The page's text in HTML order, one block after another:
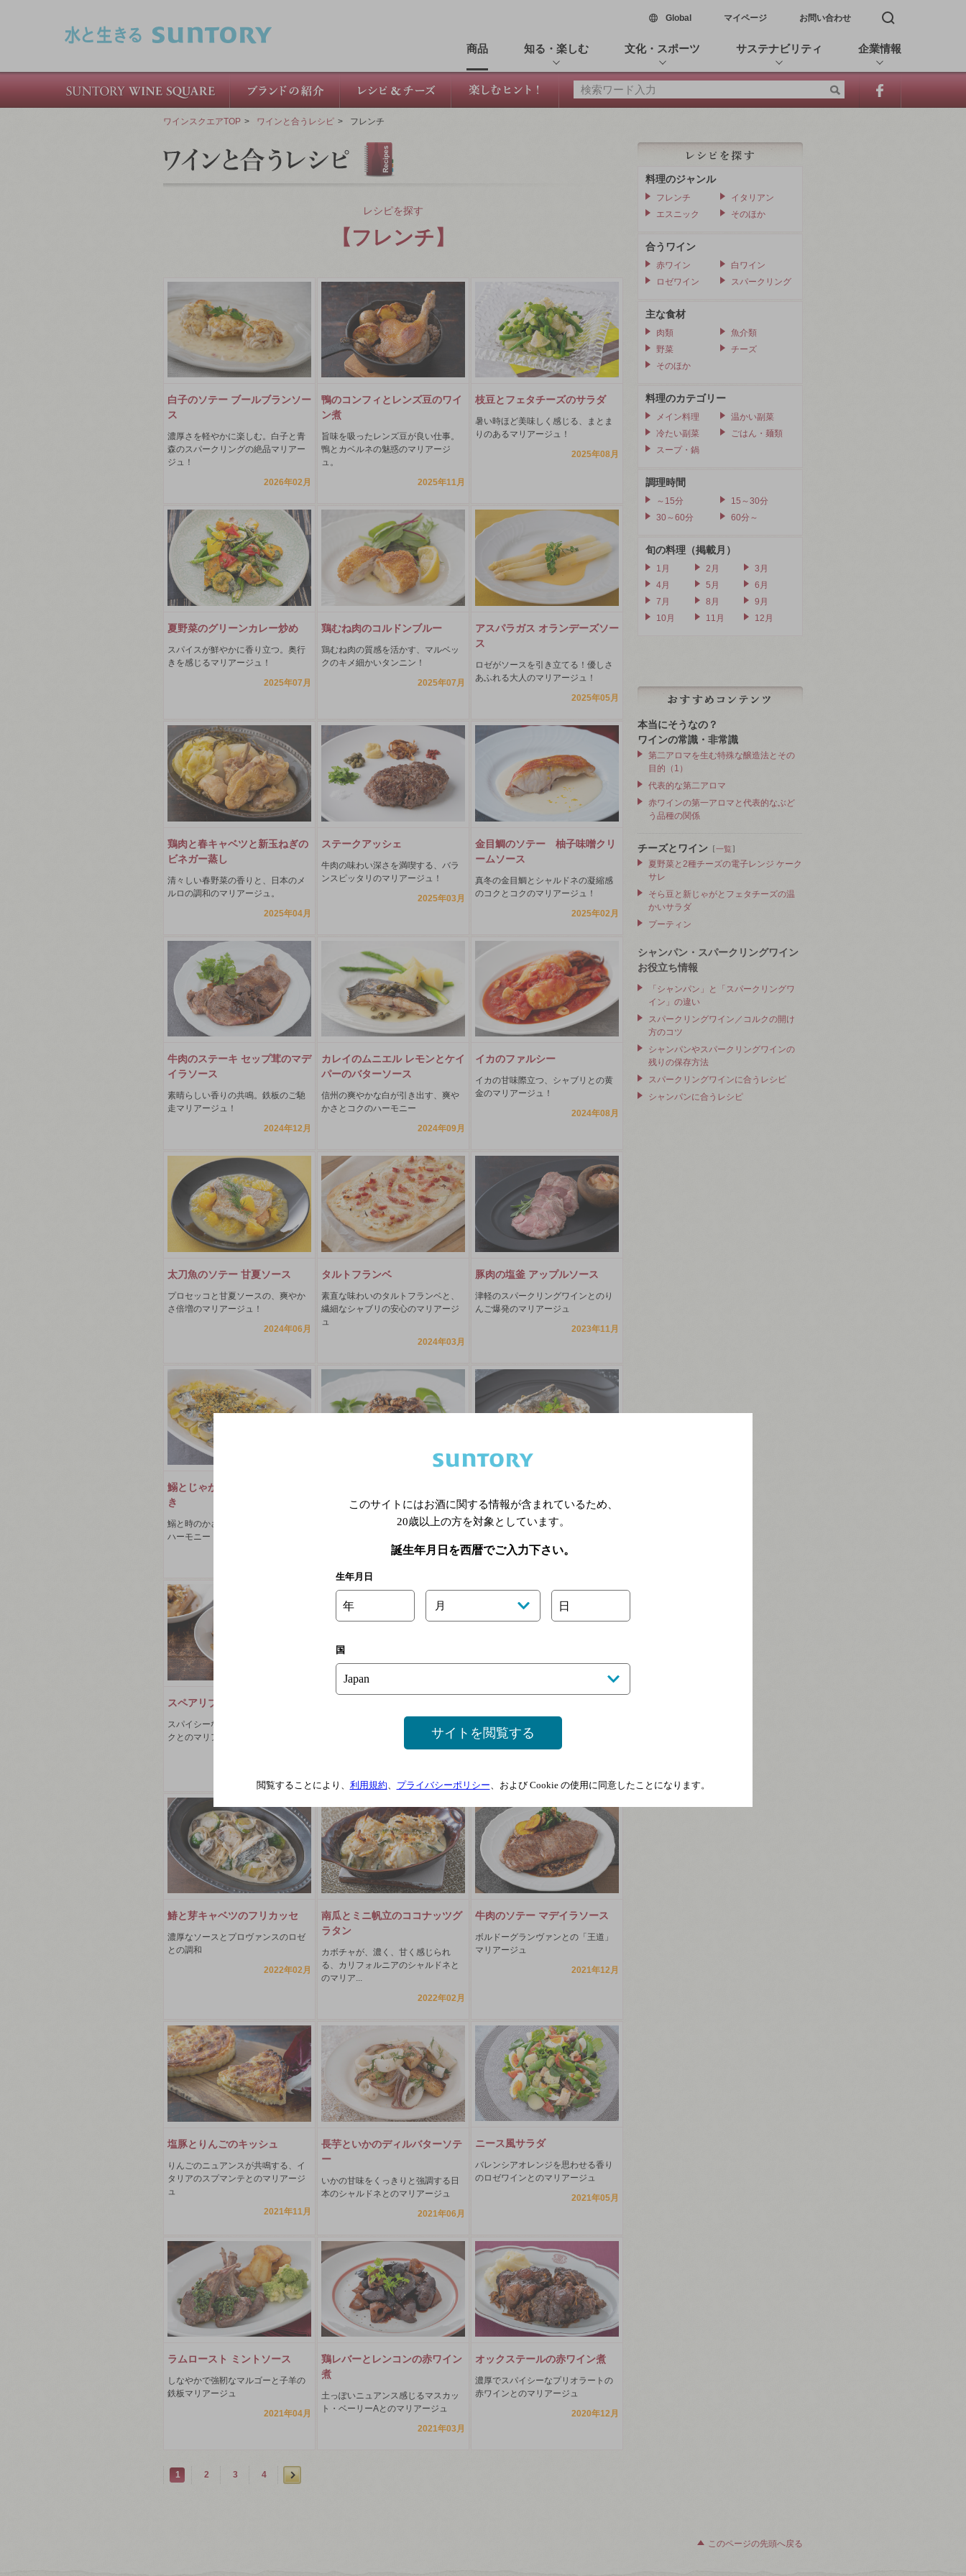
Global新しいウィンドウで開く
マイページ お問い合わせ 検索窓を開く
商品 知る・楽しむ 文化・スポーツ サステナビリティ 企業情報
ワインスクエアTOP > ワインと合うレシピ > フレンチ
レシピを探す
【フレンチ】
白子のソテー ブールブランソー
ス
濃厚さを軽やかに楽しむ。白子と青
森のスパークリングの絶品マリアー
ジュ！
2026年02月
鴨のコンフィとレンズ豆のワイ
ン煮
旨味を吸ったレンズ豆が良い仕事。
鴨とカベルネの魅惑のマリアージ
ュ。
2025年11月
枝豆とフェタチーズのサラダ
暑い時ほど美味しく感じる、まとま
りのあるマリアージュ！
2025年08月
夏野菜のグリーンカレー炒め
スパイスが鮮やかに香り立つ。奥行
きを感じるマリアージュ！
2025年07月
鶏むね肉のコルドンブルー
鶏むね肉の質感を活かす、マルベッ
クのキメ細かいタンニン！
2025年07月
アスパラガス オランデーズソー
ス
ロゼがソースを引き立てる！優しさ
あふれる大人のマリアージュ！
2025年05月
鶏肉と春キャベツと新玉ねぎの
ビネガー蒸し
清々しい春野菜の香りと、日本のメ
ルロの調和のマリアージュ。
2025年04月
ステークアッシェ
牛肉の味わい深さを満喫する、バラ
ンスピッタリのマリアージュ！
2025年03月
金目鯛のソテー 柚子味噌クリ
ームソース
真冬の金目鯛とシャルドネの凝縮感
のコクとコクのマリアージュ！
2025年02月
牛肉のステーキ セップ茸のマデ
イラソース
素晴らしい香りの共鳴。鉄板のご馳
走マリアージュ！
2024年12月
カレイのムニエル レモンとケイ
パーのバターソース
信州の爽やかな白が引き出す、爽や
かさとコクのハーモニー
2024年09月
イカのファルシー
イカの甘味際立つ、シャブリとの黄
金のマリアージュ！
2024年08月
太刀魚のソテー 甘夏ソース
プロセッコと甘夏ソースの、爽やか
さ倍増のマリアージュ！
2024年06月
タルトフランベ
素直な味わいのタルトフランベと、
繊細なシャブリの安心のマリアージ
ュ
2024年03月
豚肉の塩釜 アップルソース
津軽のスパークリングワインとのり
んご爆発のマリアージュ
2023年11月
鰯とじゃがいもの香草パン粉焼
き
鰯と時のかさねの、切れ目なく続く
ハーモニー
コソース
濃厚カリフォルニアワインとのコク
2023年06月
ケイパーとレーズンのソース
鯖と登美の丘の赤ワインとのマリア
スペアリブの白ワイン煮
スパイシーなアルゼンチンマルベッ
クとのマリアージュ
ン・ブランとの爽やかなマリアージ
ンとのマリアージュ
鰆と芽キャベツのフリカッセ
濃厚なソースとプロヴァンスのロゼ
との調和
2022年02月
南瓜とミニ帆立のココナッツグ
ラタン
カボチャが、濃く、甘く感じられ
る、カリフォルニアのシャルドネと
のマリア...
2022年02月
牛肉のソテー マデイラソース
ボルドーグランヴァンとの「王道」
マリアージュ
2021年12月
塩豚とりんごのキッシュ
りんごのニュアンスが共鳴する、イ
タリアのスプマンテとのマリアージ
ュ
2021年11月
長芋といかのディルバターソテ
ー
いかの甘味をくっきりと強調する日
本のシャルドネとのマリアージュ
2021年06月
ニース風サラダ
バレンシアオレンジを思わせる香り
のロゼワインとのマリアージュ
2021年05月
ラムロースト ミントソース
しなやかで強靭なマルゴーと子羊の
鉄板マリアージュ
2021年04月
鶏レバーとレンコンの赤ワイン
煮
土っぽいニュアンス感じるマスカッ
ト・ベーリーAとのマリアージュ
2021年03月
オックステールの赤ワイン煮
濃厚でスパイシーなプリオラートの
赤ワインとのマリアージュ
2020年12月
1 2 3 4
料理のジャンル
フレンチ
イタリアン
エスニック
そのほか
合うワイン
赤ワイン
白ワイン
ロゼワイン
スパークリング
主な食材
肉類
魚介類
野菜
チーズ
そのほか
料理のカテゴリー
メイン料理
温かい副菜
冷たい副菜
ごはん・麺類
スープ・鍋
調理時間
～15分
15～30分
30～60分
60分～
旬の料理（掲載月）
1月 2月
3月
4月
5月
6月
7月
8月
9月
10月
11月 12月
本当にそうなの？
ワインの常識・非常識
第二アロマを生む特殊な醸造法とその
目的（1）
代表的な第二アロマ
赤ワインの第一アロマと代表的なぶど
う品種の関係
チーズとワイン ［一覧］
夏野菜と2種チーズの電子レンジ ケーク
サレ
そら豆と新じゃがとフェタチーズの温
かいサラダ
プーティン
シャンパン・スパークリングワイン
お役立ち情報
「シャンパン」と「スパークリングワ
イン」の違い
スパークリングワイン／コルクの開け
方のコツ
シャンパンやスパークリングワインの
残りの保存方法
スパークリングワインに合うレシピ
シャンパンに合うレシピ
このページの先頭へ戻る
このサイトにはお酒に関する情報が含まれているため、
20歳以上の方を対象としています。
誕生年月日を西暦でご入力下さい。
生年月日
年 月 日
国
サイトを閲覧する
閲覧することにより、 利用規約、 プライバシーポリシー、および Cookie の使用に同意したことになります。